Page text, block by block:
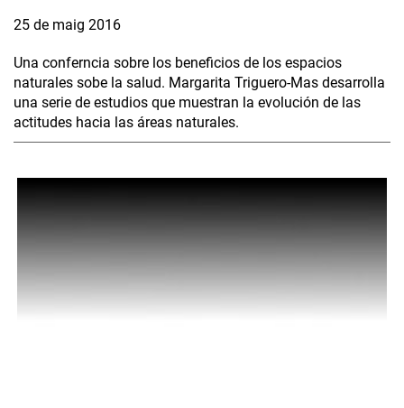
25 de maig 2016
Una conferncia sobre los beneficios de los espacios
naturales sobe la salud. Margarita Triguero-Mas desarrolla
una serie de estudios que muestran la evolución de las
actitudes hacia las áreas naturales.